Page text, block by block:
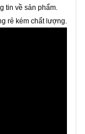
tin về sản phẩm.
rẻ kém chất lượng.